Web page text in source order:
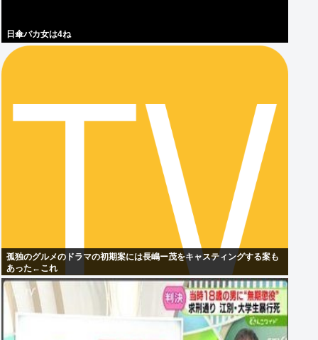
日傘バカ女は4ね
孤独のグルメのドラマの初期案には長嶋ー茂をキャスティングする案も
あった←これ